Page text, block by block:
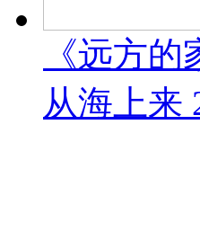
《远方
从海上来